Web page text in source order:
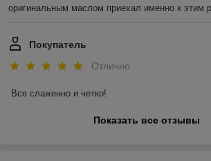
оригинальным маслом приехал именно к этим
Покупатель
Отлично
Все слаженно и четко!
Показать все отзывы